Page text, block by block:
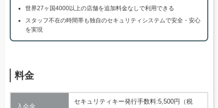
世界27ヶ国4000以上の店舗を追加料金なしで利用できる
スタッフ不在の時間帯も独自のセキュリティシステムで安全・安心
を実現
料金
入会金
セキュリティキー発行手数料:5,500円（税